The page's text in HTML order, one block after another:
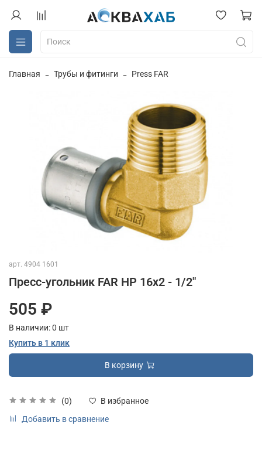
Главная Трубы и фитинги Press FAR
арт. 4904 1601
Пресс-угольник FAR НР 16x2 - 1/2"
(0)
В избранное
Добавить в сравнение
505 ₽
В наличии:0 шт
Купить в 1 клик
В корзину